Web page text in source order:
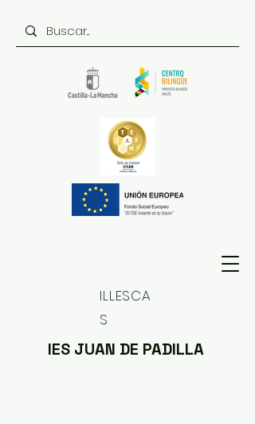
ILLESCA
S
IES JUAN DE PADILLA